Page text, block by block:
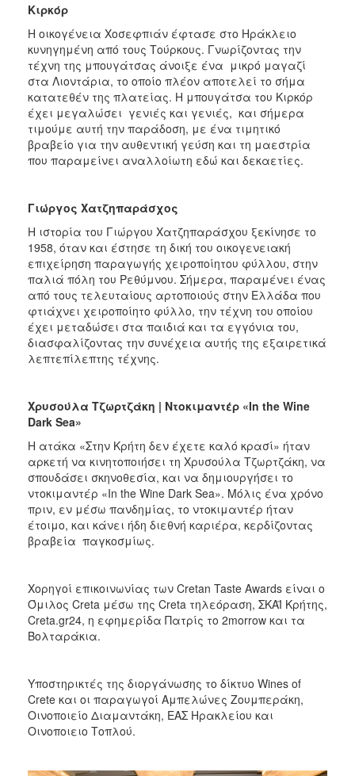
Κιρκόρ
Η οικογένεια Χοσεφπιάν έφτασε στο Ηράκλειο
κυνηγημένη από τους Τούρκους. Γνωρίζοντας την
τέχνη της μπουγάτσας άνοιξε ένα μικρό μαγαζί
στα Λιοντάρια, το οποίο πλέον αποτελεί το σήμα
κατατεθέν της πλατείας. Η μπουγάτσα του Κιρκόρ
έχει μεγαλώσει γενιές και γενιές, και σήμερα
τιμούμε αυτή την παράδοση, με ένα τιμητικό
βραβείο για την αυθεντική γεύση και τη μαεστρία
που παραμείνει αναλλοίωτη εδώ και δεκαετίες.
Γιώργος Χατζηπαράσχος
Η ιστορία του Γιώργου Χατζηπαράσχου ξεκίνησε το
1958, όταν και έστησε τη δική του οικογενειακή
επιχείρηση παραγωγής χειροποίητου φύλλου, στην
παλιά πόλη του Ρεθύμνου. Σήμερα, παραμένει ένας
από τους τελευταίους αρτοποιούς στην Ελλάδα που
φτιάχνει χειροποίητο φύλλο, την τέχνη του οποίου
έχει μεταδώσει στα παιδιά και τα εγγόνια του,
διασφαλίζοντας την συνέχεια αυτής της εξαιρετικά
λεπτεπίλεπτης τέχνης.
Χρυσούλα Τζωρτζάκη | Ντοκιμαντέρ «In the Wine
Dark Sea»
Η ατάκα «Στην Κρήτη δεν έχετε καλό κρασί» ήταν
αρκετή να κινητοποιήσει τη Χρυσούλα Τζωρτζάκη, να
σπουδάσει σκηνοθεσία, και να δημιουργήσει το
ντοκιμαντέρ «In the Wine Dark Sea». Μόλις ένα χρόνο
πριν, εν μέσω πανδημίας, το ντοκιμαντέρ ήταν
έτοιμο, και κάνει ήδη διεθνή καριέρα, κερδίζοντας
βραβεία παγκοσμίως.
Χορηγοί επικοινωνίας των Cretan Taste Awards είναι ο
Όμιλος Creta μέσω της Creta τηλεόραση, ΣΚΑΪ Κρήτης,
Creta.gr24, η εφημερίδα Πατρίς το 2morrow και τα
Βολταράκια.
Υποστηρικτές της διοργάνωσης το δίκτυο Wines of
Crete και οι παραγωγοί Αμπελώνες Ζουμπεράκη,
Οινοποιείο Διαμαντάκη, ΕΑΣ Ηρακλείου και
Οινοποιειο Τοπλού.